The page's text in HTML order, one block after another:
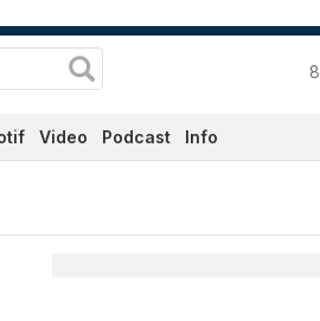
Video Podcast Info
Ini -